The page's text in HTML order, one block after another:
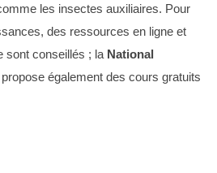
les insectes auxiliaires. Pour
des ressources en ligne et
sont conseillés ; la National
également des cours gratuits